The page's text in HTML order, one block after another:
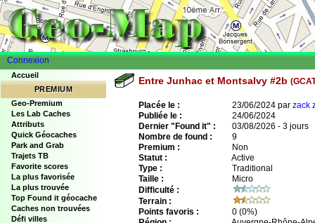
Connexion
Accueil
PREMIUM
Geo-Premium
Les Lab Caches
Attributs
Quick Géocaches
Park and Grab
Trajets TB
Favorite scores
La plus favorisée
La plus trouvée
Top Found it géocache
Caches non trouvées
Défi villes
Entre Junhac et Montsalvy #2b
Placée le : 23/06/2024 par zack
Publiée le :
24/06/2024
Dernier "Found it" :
03/08/2026 - 3 jours
Nombre de found :
9
Premium :
Non
Statut :
Active
Type :
Traditional
Taille :
Micro
Difficulté :
Terrain :
Points favoris :
0 (0%)